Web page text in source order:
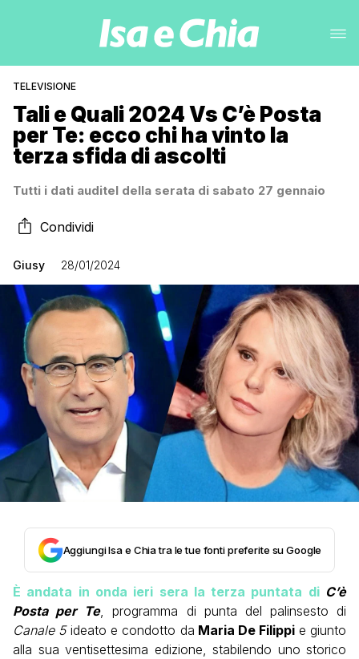
TELEVISIONE
Tali e Quali 2024 Vs C’è Posta
per Te: ecco chi ha vinto la
terza sfida di ascolti
Tutti i dati auditel della serata di sabato 27 gennaio
Condividi
Giusy 28/01/2024
Aggiungi Isa e Chia tra le tue fonti preferite su Google
È andata in onda ieri sera la terza puntata di C’è
Posta per Te, programma di punta del palinsesto di
Canale 5ideato e condotto da Maria De Filippi e giunto
alla sua ventisettesima edizione, stabilendo uno storico